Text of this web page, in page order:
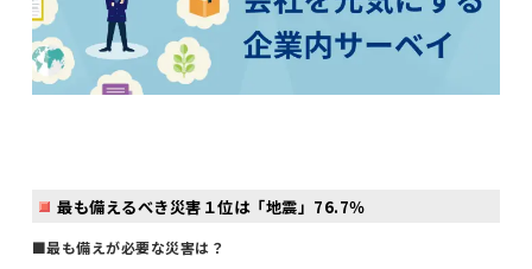
最も備えるべき災害１位は「地震」76.7％
■最も備えが必要な災害は？